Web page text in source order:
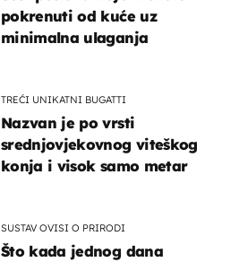
pokrenuti od kuće uz
minimalna ulaganja
TREĆI UNIKATNI BUGATTI
Nazvan je po vrsti
srednjovjekovnog viteškog
konja i visok samo metar
SUSTAV OVISI O PRIRODI
Što kada jednog dana